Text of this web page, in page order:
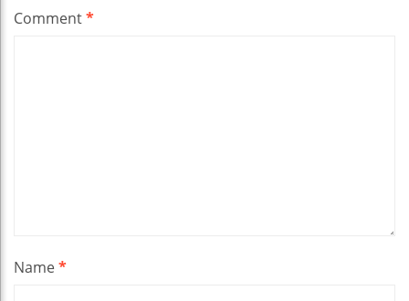
Comment*
Name*